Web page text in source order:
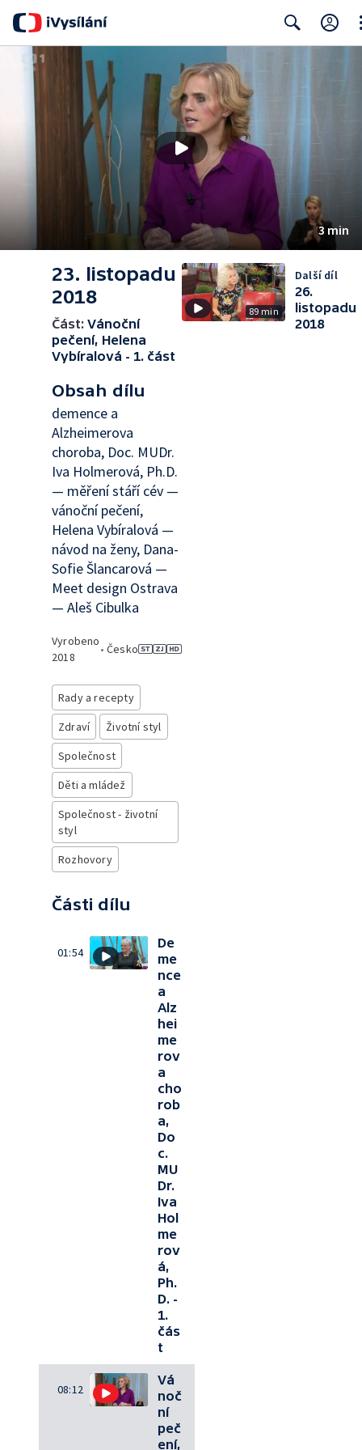
3 min
23. listopadu
2018
Část: Vánoční
pečení, Helena
Vybíralová - 1. část
Obsah dílu
demence a
Alzheimerova
choroba, Doc. MUDr.
Iva Holmerová, Ph.D.
— měření stáří cév —
vánoční pečení,
Helena Vybíralová —
návod na ženy, Dana-
Sofie Šlancarová —
Meet design Ostrava
— Aleš Cibulka
Vyrobeno
2018
• Česko
Rady a recepty
Zdraví
Životní styl
Společnost
Děti a mládež
Společnost - životní
styl
Rozhovory
Části dílu
01:54
De
me
nce
a
Alz
hei
me
rov
a
cho
rob
a,
Do
c.
MU
Dr.
Iva
Hol
me
rov
á,
Ph.
D. -
1.
čás
t
08:12
Vá
noč
ní
peč
ení,
89 min
Další díl
26.
listopadu
2018